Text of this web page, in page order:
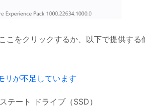
こをクリックするか、以下で提供す
リが不足しています
テート ドライブ（SSD）